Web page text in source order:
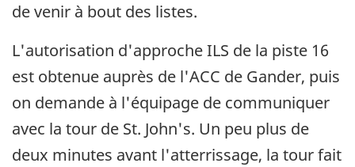
de venir à bout des listes.
L'autorisation d'approche ILS de la piste 16
est obtenue auprès de l'ACC de Gander, puis
on demande à l'équipage de communiquer
avec la tour de St. John's. Un peu plus de
deux minutes avant l'atterrissage, la tour fait